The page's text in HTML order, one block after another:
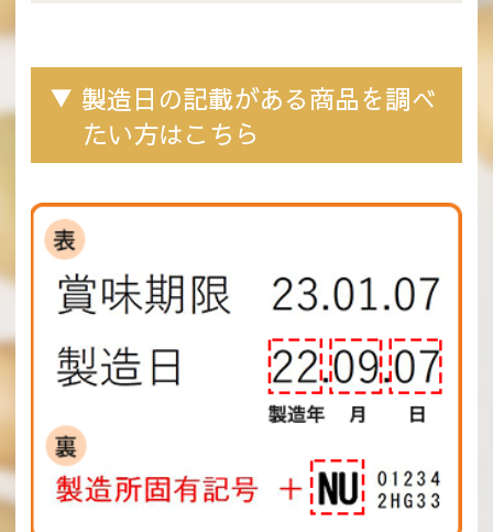
▼ 製造日の記載がある商品を調べ
たい方はこちら